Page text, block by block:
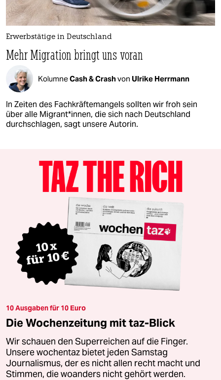
Erwerbstätige in Deutschland
Mehr Migration bringt uns voran
KolumneCash & Crashvon Ulrike Herrmann
In Zeiten des Fachkräftemangels sollten wir froh sein
über alle Migrant*innen, die sich nach Deutschland
durchschlagen, sagt unsere Autorin.
10 Ausgaben für 10 Euro
Die Wochenzeitung mit taz-Blick
Wir schauen den Superreichen auf die Finger.
Unsere wochentaz bietet jeden Samstag
Journalismus, der es nicht allen recht macht und
Stimmen, die woanders nicht gehört werden.